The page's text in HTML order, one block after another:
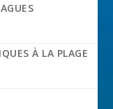
À LA PLAGE